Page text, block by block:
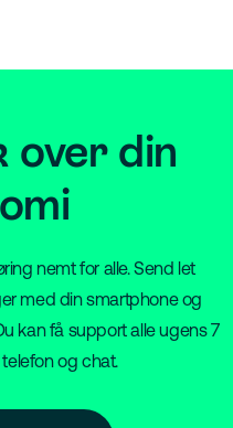
over din
nemt for alle. Send let
med din smartphone og
kan få support alle ugens 7
og chat.